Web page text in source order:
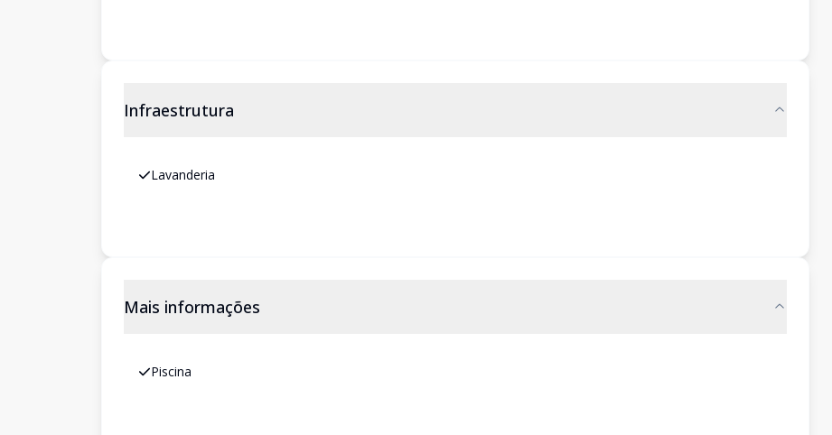
Infraestrutura
Lavanderia
Mais informações
Piscina